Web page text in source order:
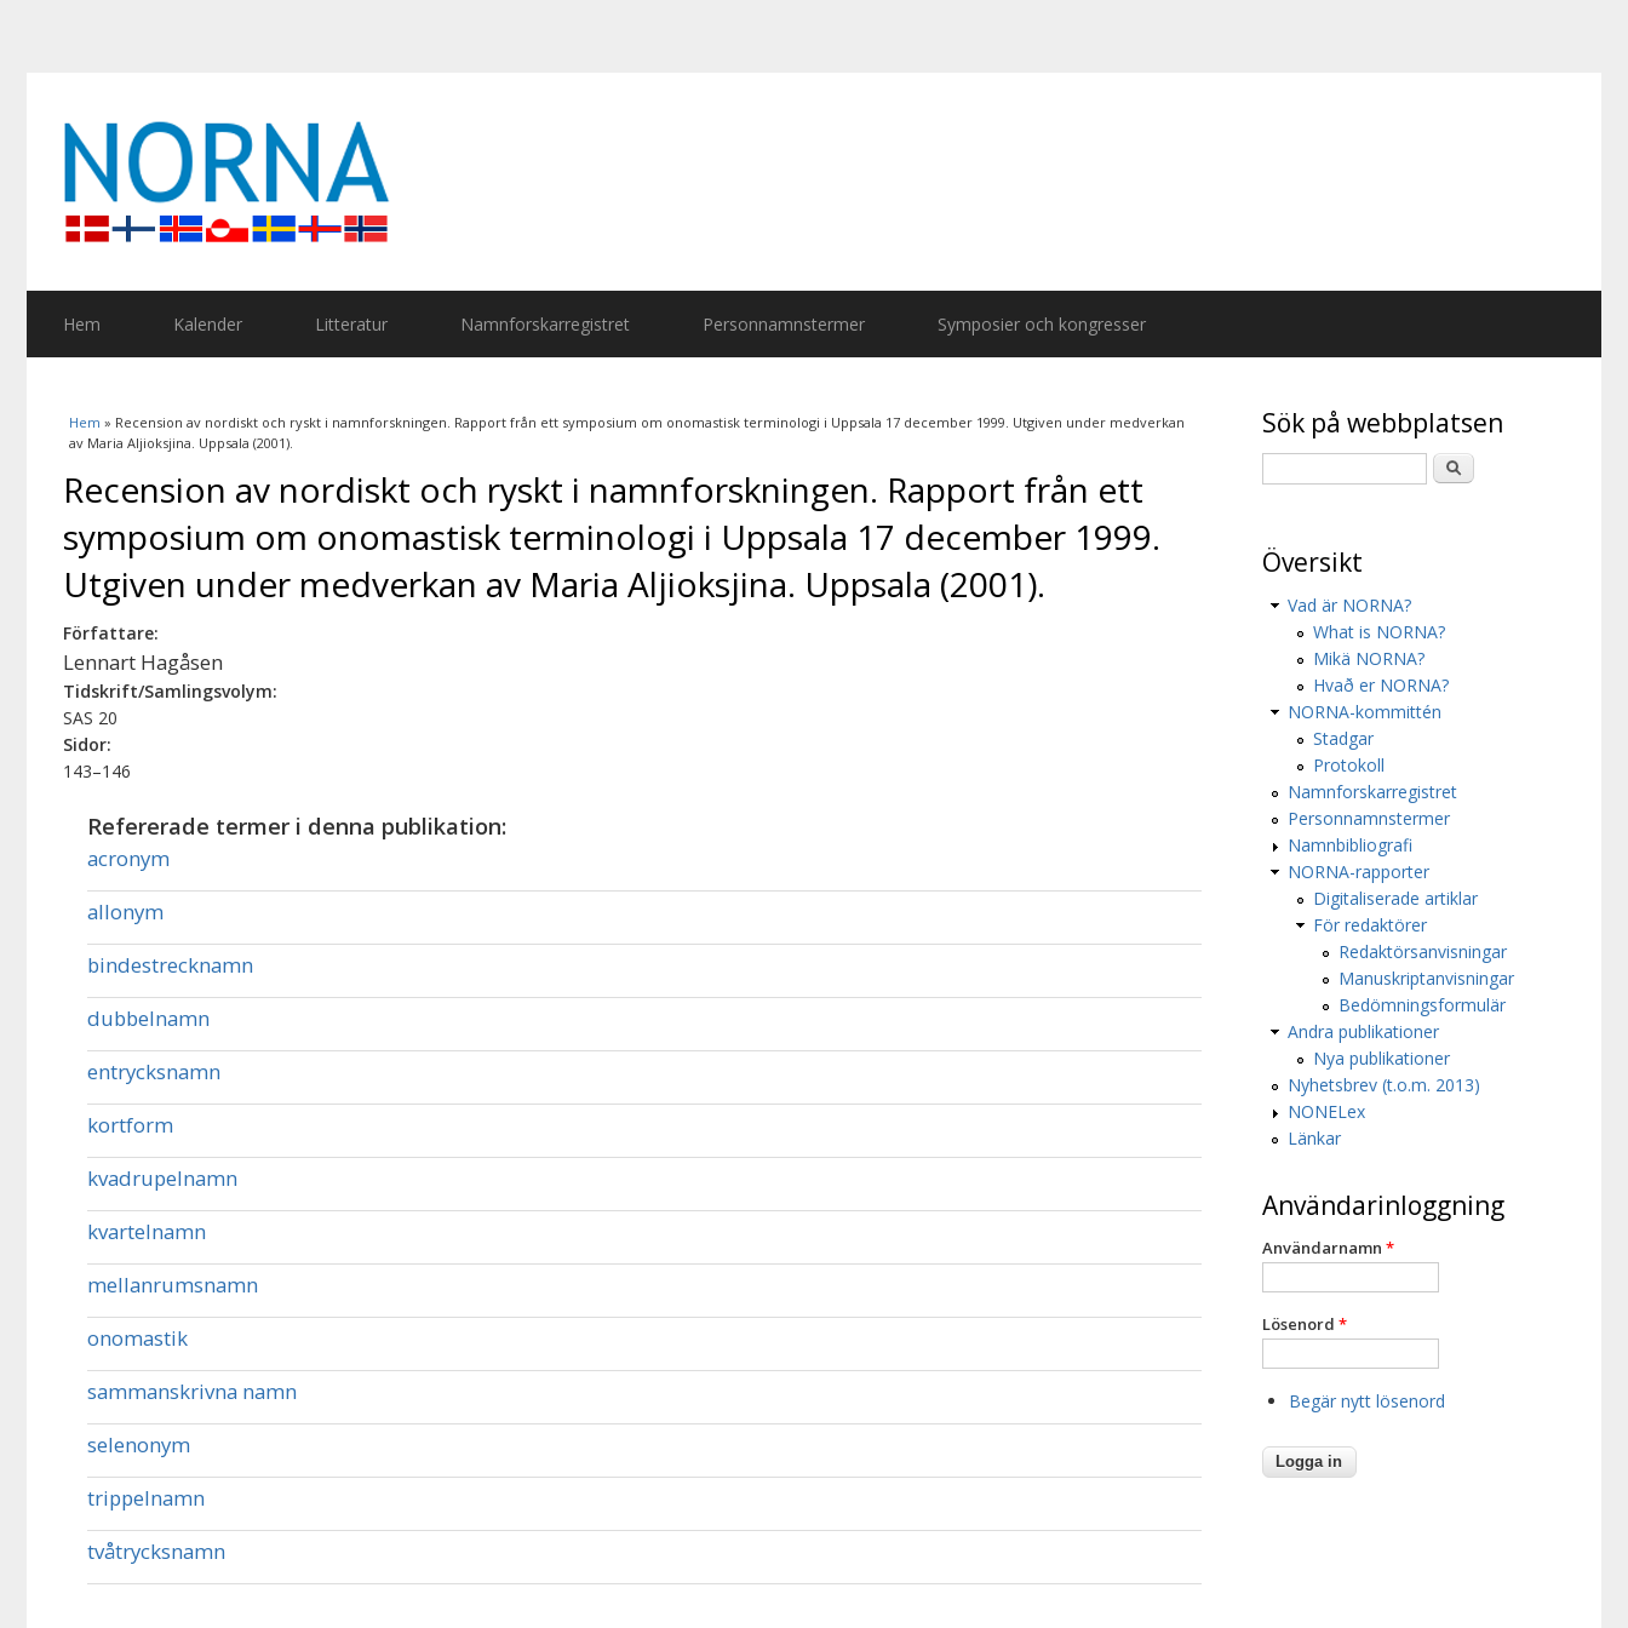
Hem Kalender Litteratur Namnforskarregistret Personnamnstermer Symposier och kongresser
Du är här
Hem » Recension av nordiskt och ryskt i namnforskningen. Rapport från ett symposium om onomastisk terminologi i Uppsala 17 december 1999. Utgiven under medverkan
av Maria Aljioksjina. Uppsala (2001).
Recension av nordiskt och ryskt i namnforskningen. Rapport från ett
symposium om onomastisk terminologi i Uppsala 17 december 1999.
Utgiven under medverkan av Maria Aljioksjina. Uppsala (2001).
Författare:
Lennart Hagåsen
Tidskrift/Samlingsvolym:
SAS 20
Sidor:
143–146
Refererade termer i denna publikation:
acronym
allonym
bindestrecknamn
dubbelnamn
entrycksnamn
kortform
kvadrupelnamn
kvartelnamn
mellanrumsnamn
onomastik
sammanskrivna namn
selenonym
trippelnamn
tvåtrycksnamn
Sök på webbplatsen
Översikt
Vad är NORNA?
What is NORNA?
Mikä NORNA?
Hvað er NORNA?
NORNA-kommittén
Stadgar
Protokoll
Namnforskarregistret
Personnamnstermer
Namnbibliografi
NORNA-rapporter
Digitaliserade artiklar
För redaktörer
Redaktörsanvisningar
Manuskriptanvisningar
Bedömningsformulär
Andra publikationer
Nya publikationer
Nyhetsbrev (t.o.m. 2013)
NONELex
Länkar
Användarinloggning
Användarnamn *
Lösenord *
Begär nytt lösenord